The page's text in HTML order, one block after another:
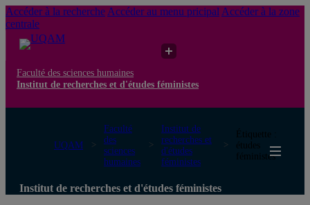
Accéder à la recherche Accéder au menu pricipal Accéder à la zone
centrale
Faculté des sciences humaines
Institut de recherches et d'études féministes
UQAM
Faculté
des
sciences
humaines
Institut de
recherches et
d'études
féministes
Étiquette :
études
féministes
Institut de recherches et d'études féministes